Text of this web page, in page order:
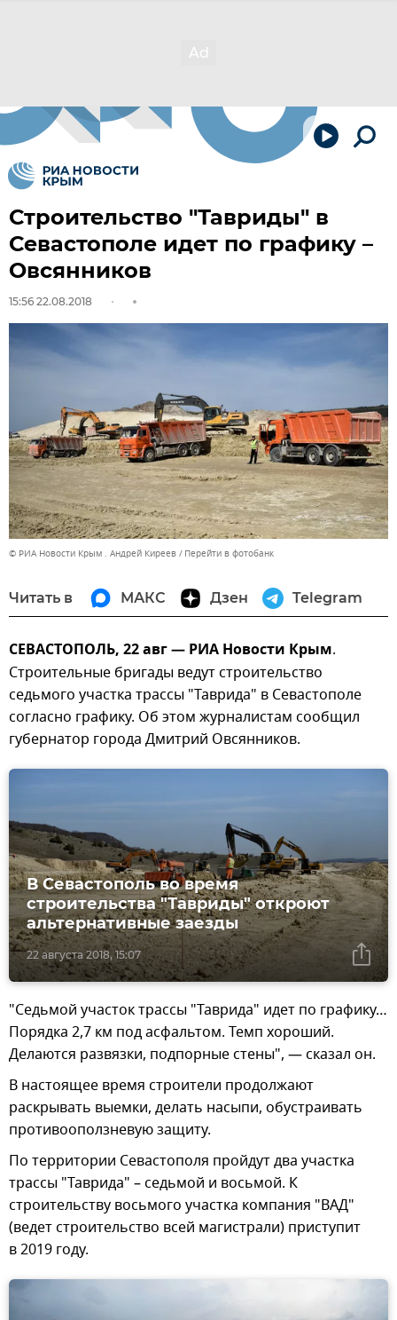
Строительство "Тавриды" в
Севастополе идет по графику –
Овсянников
15:56 22.08.2018
© РИА Новости Крым . Андрей Киреев Перейти в фотобанк
Читать в МАКС Дзен Telegram
СЕВАСТОПОЛЬ, 22 авг — РИА Новости Крым.
Строительные бригады ведут строительство
седьмого участка трассы "Таврида" в Севастополе
согласно графику. Об этом журналистам сообщил
губернатор города Дмитрий Овсянников.
22 августа 2018, 15:07
В Севастополь во время
строительства "Тавриды" откроют
альтернативные заезды
"Седьмой участок трассы "Таврида" идет по графику…
Порядка 2,7 км под асфальтом. Темп хороший.
Делаются развязки, подпорные стены", — сказал он.
В настоящее время строители продолжают
раскрывать выемки, делать насыпи, обустраивать
противооползневую защиту.
По территории Севастополя пройдут два участка
трассы "Таврида" – седьмой и восьмой. К
строительству восьмого участка компания "ВАД"
(ведет строительство всей магистрали) приступит
в 2019 году.